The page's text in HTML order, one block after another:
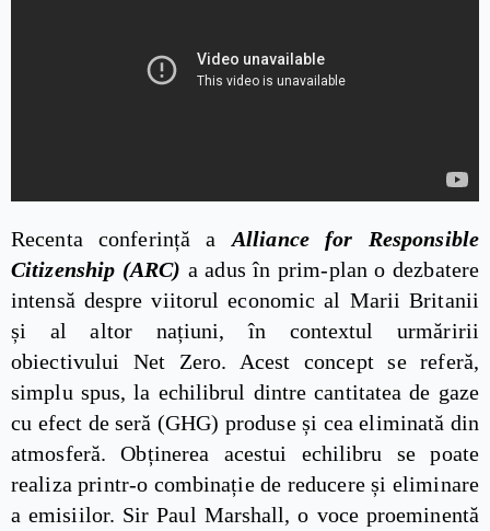
Recenta conferință a Alliance for Responsible
Citizenship (ARC) a adus în prim-plan o dezbatere
intensă despre viitorul economic al Marii Britanii
și al altor națiuni, în contextul urmăririi
obiectivului Net Zero. Acest concept se referă,
simplu spus, la echilibrul dintre cantitatea de gaze
cu efect de seră (GHG) produse și cea eliminată din
atmosferă. Obținerea acestui echilibru se poate
realiza printr-o combinație de reducere și eliminare
a emisiilor. Sir Paul Marshall, o voce proeminentă